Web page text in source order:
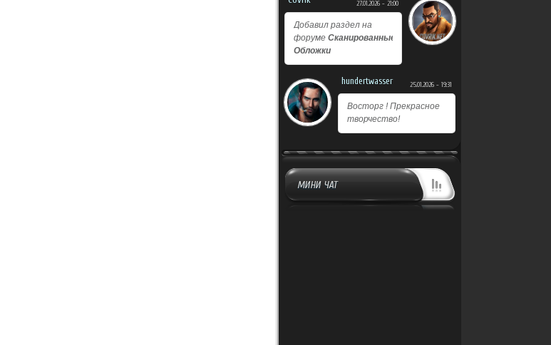
27.01.2026 - 21:00
Добавил раздел на
форуме Сканированные
Обложки
hundertwasser 25.01.2026 - 19:31
Восторг ! Прекрасное
творчество!
МИНИ ЧАТ